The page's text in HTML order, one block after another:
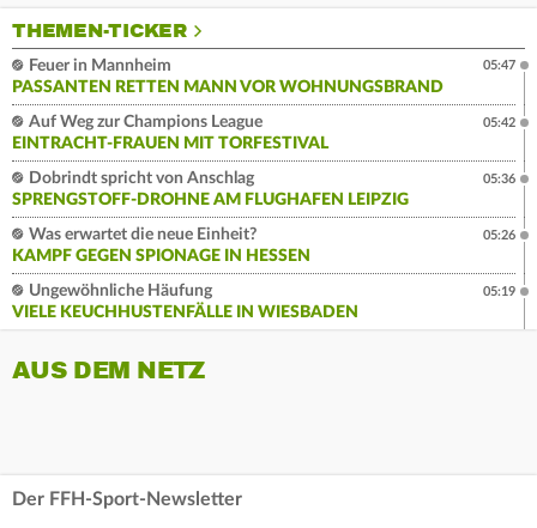
THEMEN-TICKER
Feuer in Mannheim
PASSANTEN RETTEN MANN VOR WOHNUNGSBRAND
05:47
Auf Weg zur Champions League
EINTRACHT-FRAUEN MIT TORFESTIVAL
05:42
Dobrindt spricht von Anschlag
SPRENGSTOFF-DROHNE AM FLUGHAFEN LEIPZIG
05:36
Was erwartet die neue Einheit?
KAMPF GEGEN SPIONAGE IN HESSEN
05:26
Ungewöhnliche Häufung
VIELE KEUCHHUSTENFÄLLE IN WIESBADEN
05:19
AUS DEM NETZ
Der FFH-Sport-Newsletter